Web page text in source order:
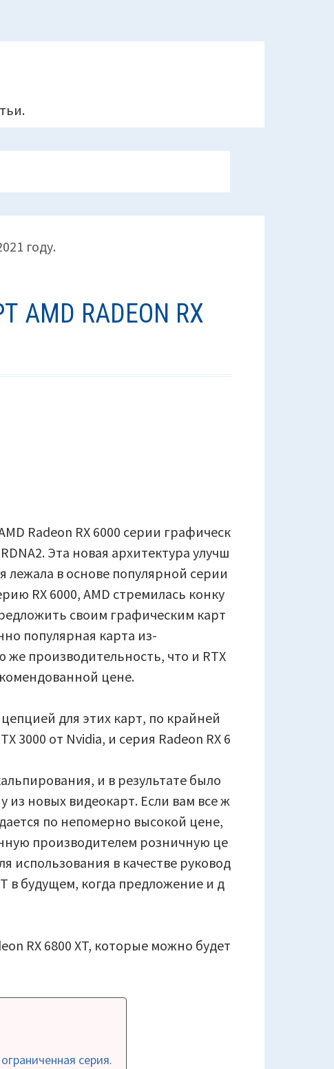
году.
RADEON RX
Radeon RX 6000 серии графическ
Эта новая архитектура улучш
лежала в основе популярной серии
RX 6000, AMD стремилась конку
своим графическим карт
популярная карта из-
же производительность, что и RTX
цене.
для этих карт, по крайней
3000 от Nvidia, и серия Radeon RX 6
и в результате было
из новых видеокарт. Если вам все ж
по непомерно высокой цене,
производителем розничную це
использования в качестве руковод
в будущем, когда предложение и д
RX 6800 XT, которые можно будет
серия.